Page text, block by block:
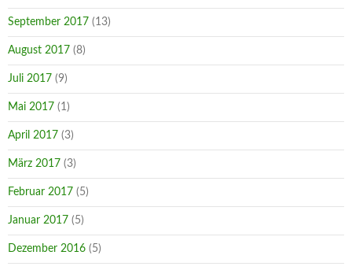
September 2017 (13)
August 2017 (8)
Juli 2017 (9)
Mai 2017 (1)
April 2017 (3)
März 2017 (3)
Februar 2017 (5)
Januar 2017 (5)
Dezember 2016 (5)